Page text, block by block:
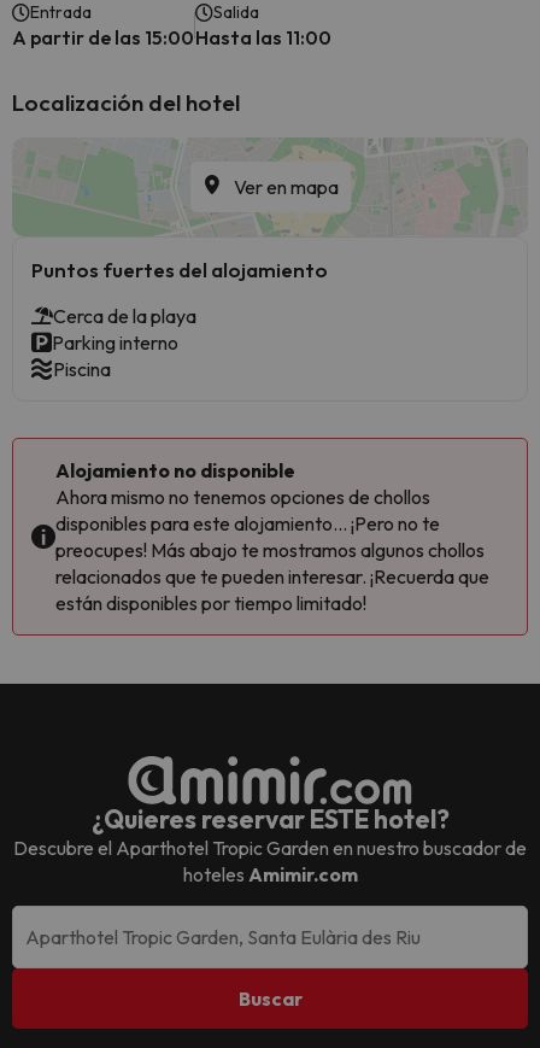
Entrada
A partir de las 15:00
Salida
Hasta las 11:00
Localización del hotel
Ver en mapa
Puntos fuertes del alojamiento
Cerca de la playa
Parking interno
Piscina
Alojamiento no disponible
Ahora mismo no tenemos opciones de chollos
disponibles para este alojamiento... ¡Pero no te
preocupes! Más abajo te mostramos algunos chollos
relacionados que te pueden interesar. ¡Recuerda que
están disponibles por tiempo limitado!
¿Quieres reservar ESTE hotel?
Descubre el Aparthotel Tropic Garden en nuestro buscador de
hoteles Amimir.com
Buscar